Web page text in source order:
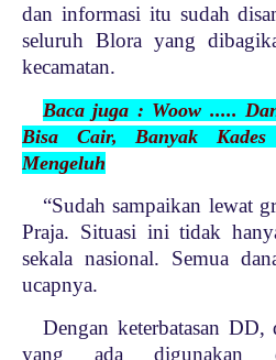
dan informasi itu sudah
seluruh Blora yang
kecamatan.
Baca juga : Woow .....
Bisa Cair, Banyak
Mengeluh
“Sudah sampaikan lewat
Praja. Situasi ini tidak
sekala nasional. Semua
ucapnya.
Dengan keterbatasan DD,
yang ada digunakan